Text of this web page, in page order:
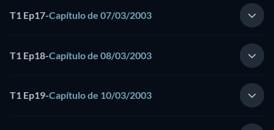
T1 Ep17-Capítulo de 07/03/2003
T1 Ep18-Capítulo de 08/03/2003
T1 Ep19-Capítulo de 10/03/2003